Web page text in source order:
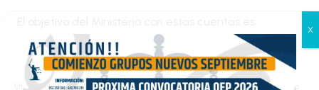
Gestionar el consentimiento
de las cookies
Utilizamos cookies propias y de terceros para analizar el tráfico en nuestro
conseguir una Justicia más ágil y más eficaz en la
atención a las demandas de los ciudadanos. Más
dotada y mejor organizada, en la que la